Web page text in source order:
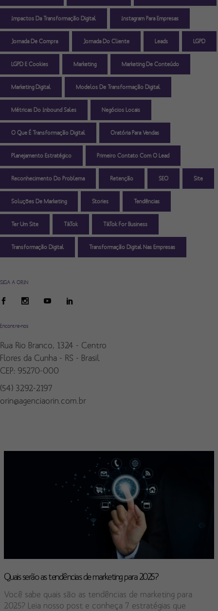
Impactos Da Transformação Digital Instagram Para Empresas
Jornada De Compra Jornada Do Cliente Leads LGPD
LGPD E Cookies Marketing Marketing De Conteúdo
Marketing Digital Modelos De Transformação Digital
Métricas Do Inbound Sales Negócios Locais
O Que É Transformação Digital Oratória Para Vendas
Planejamento Estratégico Primeiro Contato Com O Lead
Reconhecimento Do Problema Retenção SEO Site
Soluções De Marketing Stories Tendências
Ter Um Site TikTok TikTok For Business
Transformação Digital Transformação Digital Nas Empresas
SIGA A ORIN
Encontre-nos
Rua Rio Branco, 1324 - Centro
Flores da Cunha - RS - Brasil
CEP: 95270-000
(54) 3292-2197
orin@agenciaorin.com.br
Quais serão as tendências de marketing para 2025?
Você sabe quais são as tendências de marketing para
2025? Leia nosso post e conheça 7 estratégias que